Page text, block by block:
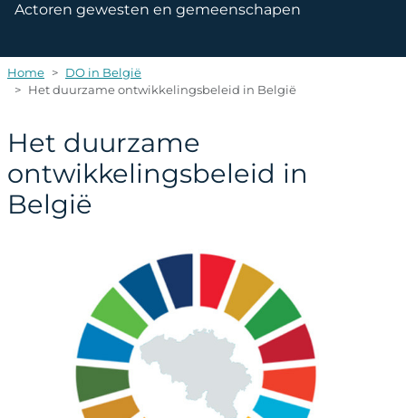
Home
DO in België
Het duurzame ontwikkelingsbeleid in België
Het duurzame
ontwikkelingsbeleid in
België
Actoren gewesten en gemeenschapen